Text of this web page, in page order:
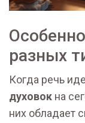
разных
Когда речь
духовок на
них обладает